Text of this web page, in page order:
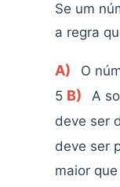
Se um
a regra
A)
O
5 B)
A
deve ser
deve ser
maior que